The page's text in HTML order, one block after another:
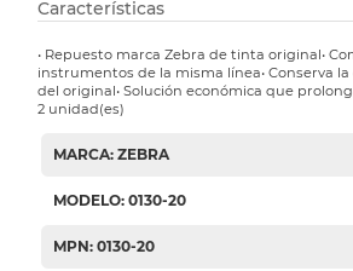
Características
• Repuesto marca Zebra de tinta original•
instrumentos de la misma línea• Conserva
del original• Solución económica que
2 unidad(es)
MARCA: ZEBRA
MODELO: 0130-20
MPN: 0130-20